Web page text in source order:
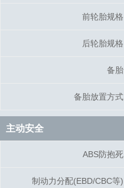
前轮胎规格
后轮胎规格
备胎
备胎放置方式
主动安全
ABS防抱死
制动力分配(EBD/CBC等)
前轮胎规格
后轮胎规格
备胎
备胎放置方式
主动安全
ABS防抱死
制动力分配(EBD/CBC等)